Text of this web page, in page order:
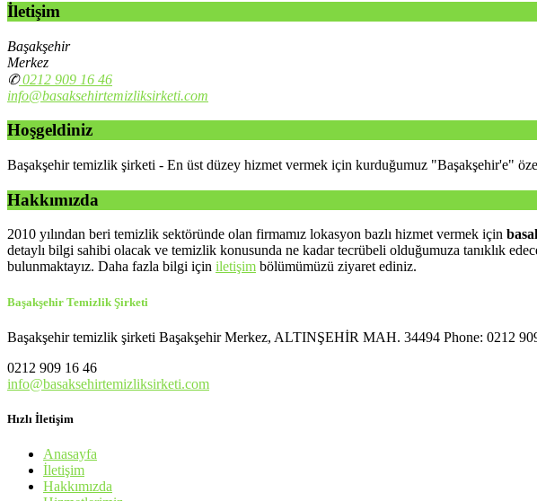
İletişim
Başakşehir
Merkez
✆0212 909 16 46
info@basaksehirtemizliksirketi.com
Hoşgeldiniz
Başakşehir temizlik şirketi - En üst düzey hizmet vermek için kurduğumuz "Başakşehir'e"
Hakkımızda
2010 yılından beri temizlik sektöründe olan firmamız lokasyon bazlı hizmet vermek için
detaylı bilgi sahibi olacak ve temizlik konusunda ne kadar tecrübeli olduğumuza tanıklık
bulunmaktayız. Daha fazla bilgi için iletişim bölümümüzü ziyaret ediniz.
Başakşehir Temizlik Şirketi
Başakşehir temizlik şirketi Başakşehir Merkez, ALTINŞEHİR MAH. 34494 Phone: 0212
0212 909 16 46
info@basaksehirtemizliksirketi.com
Hızlı İletişim
Anasayfa
İletişim
Hakkımızda